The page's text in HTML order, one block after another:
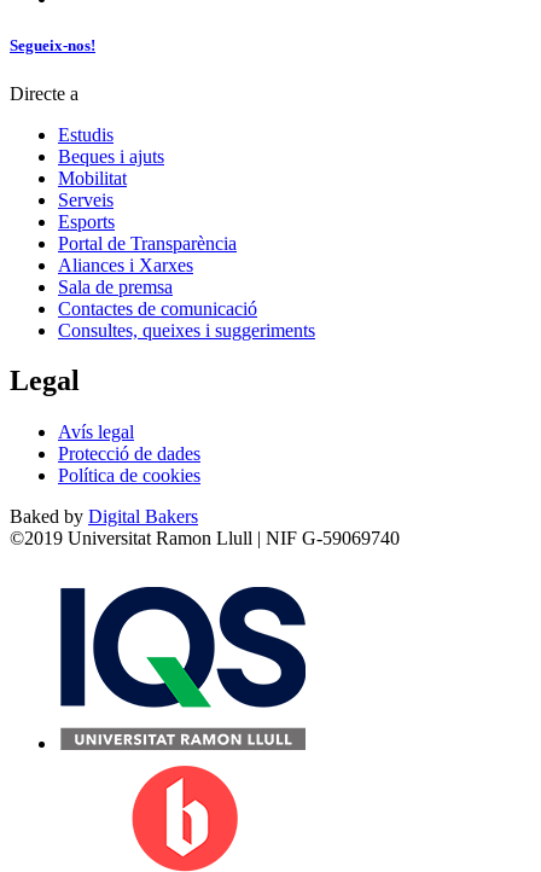
Segueix-nos!
Directe a
Estudis
Beques i ajuts
Mobilitat
Serveis
Esports
Portal de Transparència
Aliances i Xarxes
Sala de premsa
Contactes de comunicació
Consultes, queixes i suggeriments
Legal
Avís legal
Protecció de dades
Política de cookies
Baked by Digital Bakers
©2019 Universitat Ramon Llull | NIF G-59069740